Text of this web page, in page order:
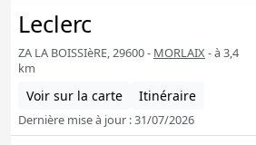
Leclerc
ZA LA BOISSIèRE, 29600 - MORLAIX- à 3,4
km
Voir sur la carte Itinéraire
Dernière mise à jour : 31/07/2026